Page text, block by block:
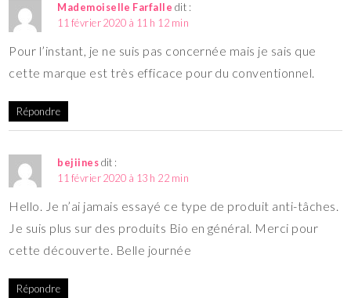
Mademoiselle Farfalle dit :
11 février 2020 à 11 h 12 min
Pour l’instant, je ne suis pas concernée mais je sais que
cette marque est très efficace pour du conventionnel.
Répondre
bejiinesdit :
11 février 2020 à 13 h 22 min
Hello. Je n’ai jamais essayé ce type de produit anti-tâches.
Je suis plus sur des produits Bio en général. Merci pour
cette découverte. Belle journée
Répondre